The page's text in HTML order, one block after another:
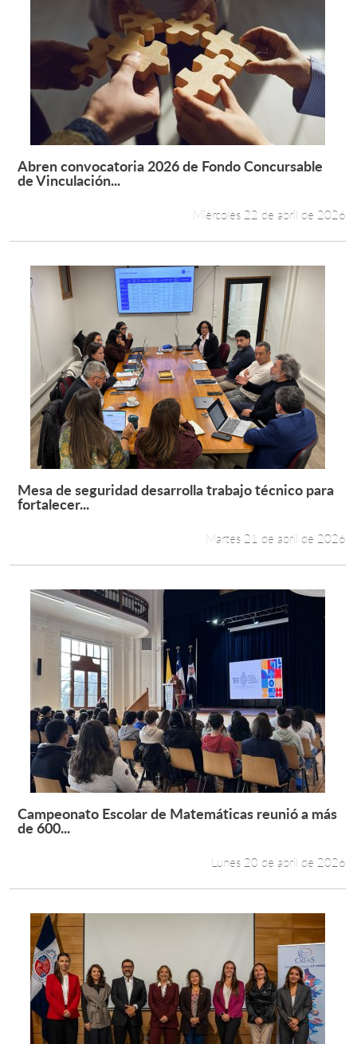
Leer más +
Abren convocatoria 2026 de Fondo Concursable
de Vinculación...
Miércoles 22 de abril de 2026
Leer más +
Mesa de seguridad desarrolla trabajo técnico para
fortalecer...
Martes 21 de abril de 2026
Leer más +
Campeonato Escolar de Matemáticas reunió a más
de 600...
Lunes 20 de abril de 2026